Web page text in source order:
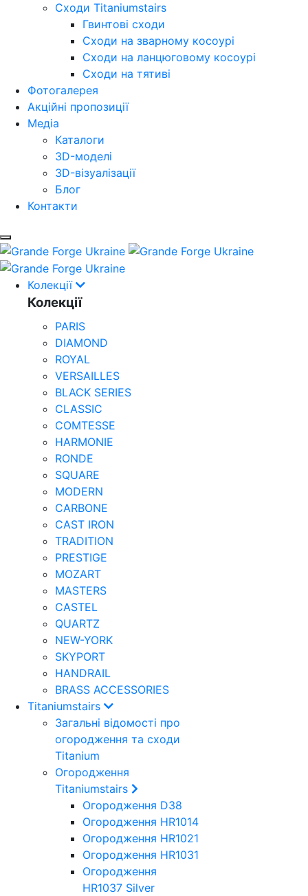
Сходи Titaniumstairs
Гвинтові сходи
Cходи на зварному косоурі
Сходи на ланцюговому косоурі
Cходи на тятиві
Фотогалерея
Акційні пропозиції
Медіа
Каталоги
3D-моделі
3D-візуалізації
Блог
Контакти
Колекції
Колекції
PARIS
DIAMOND
ROYAL
VERSAILLES
BLACK SERIES
CLASSIC
COMTESSE
HARMONIE
RONDE
SQUARE
MODERN
CARBONE
CAST IRON
TRADITION
PRESTIGE
MOZART
MASTERS
CASTEL
QUARTZ
NEW-YORK
SKYPORT
HANDRAIL
BRASS ACCESSORIES
Titaniumstairs
Загальні відомості про
огородження та сходи
Titanium
Огородження
Titaniumstairs
Огородження D38
Огородження HR1014
Огородження HR1021
Огородження HR1031
Огородження
HR1037 Silver